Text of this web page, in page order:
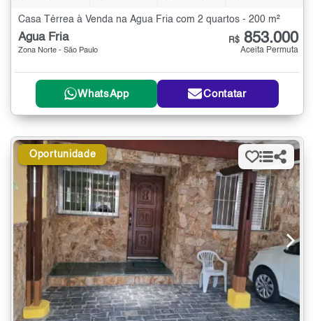
Casa Térrea à Venda na Água Fria com 2 quartos - 200 m²
Água Fria
Zona Norte - São Paulo
R$ 853.000
Aceita Permuta
WhatsApp Contatar
Oportunidade